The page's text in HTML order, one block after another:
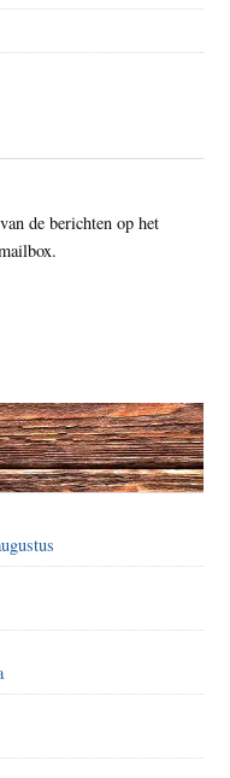
de berichten op het